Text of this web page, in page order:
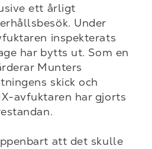
ett årligt
Under
inspekterats
har bytts ut. Som en
Munters
skick och
avfuktaren har gjorts
att det skulle